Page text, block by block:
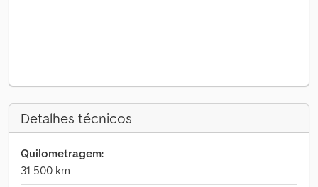
Detalhes técnicos
Quilometragem:
31 500 km